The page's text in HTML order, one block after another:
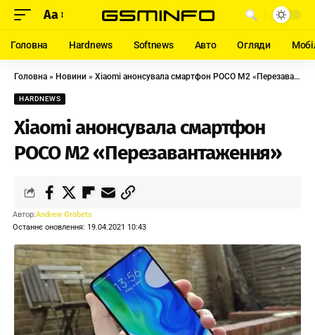
Aa
Головна Hardnews Softnews Авто Огляди
Головна » Новини » Xiaomi анонсувала смартфон POCO M2 «Перезавантаження»
HARDNEWS
Xiaomi анонсувала смартфон
POCO M2 «Перезавантаження»
Останнє оновлення: 19.04.2021 10:43
Автор:Andrew Orobets